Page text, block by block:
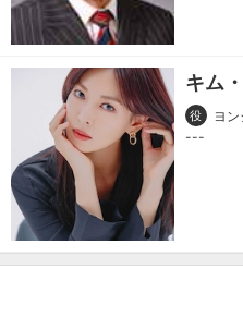
キム
役 ヨ